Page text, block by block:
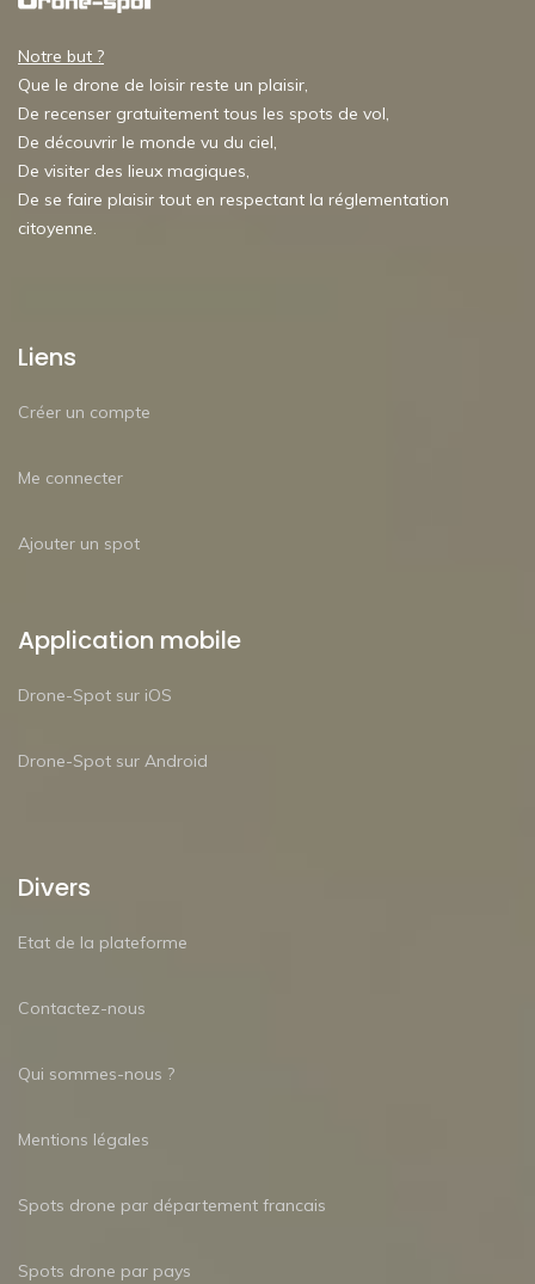
Notre but ?
Que le drone de loisir reste un plaisir,
De recenser gratuitement tous les spots de vol,
De découvrir le monde vu du ciel,
De visiter des lieux magiques,
De se faire plaisir tout en respectant la réglementation
citoyenne.
Liens
Créer un compte
Me connecter
Ajouter un spot
Application mobile
Drone-Spot sur iOS
Drone-Spot sur Android
Divers
Etat de la plateforme
Contactez-nous
Qui sommes-nous ?
Mentions légales
Spots drone par département francais
Spots drone par pays